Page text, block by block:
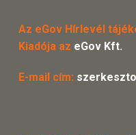
Az eGov Hírlevél
Kiadója az eGov Kft.
E-mail cím: